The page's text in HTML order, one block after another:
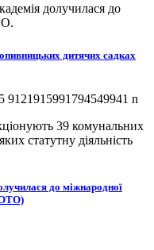
долучилася до
дитячих садках
39 комунальних
статутну діяльність
до міжнародної